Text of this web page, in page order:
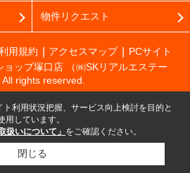
物件リクエスト
用規約 アクセスマップ
PCサイト
ップ塚口店 （㈱SKリアルエステー
All rights reserved.
利用状況把握、サービス向上検討を目的と
しています。
扱いについて」 をご確認ください。
閉じる